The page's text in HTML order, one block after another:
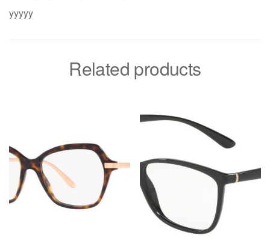
yyyyy
Related products